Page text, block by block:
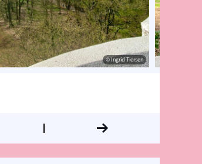
© OpenStreetMap contributors, Tracestrack© Ingrid Tiersen